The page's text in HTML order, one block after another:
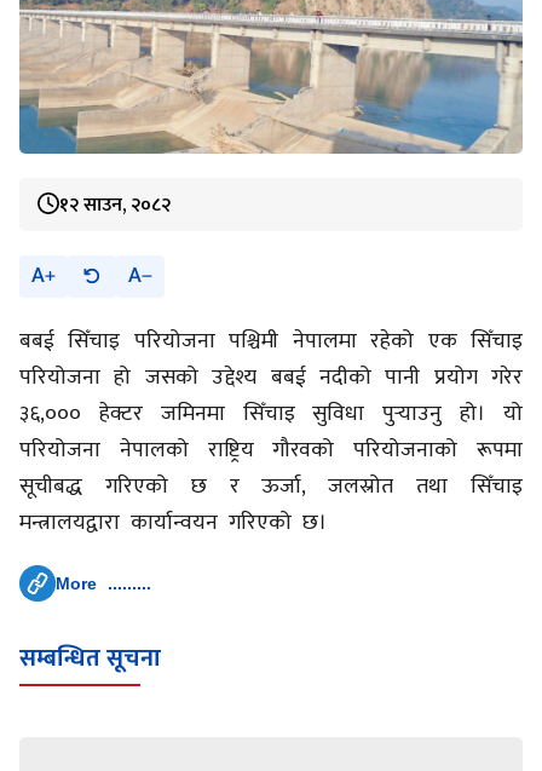
१२ साउन, २०८२
A
A
बबई सिँचाइ परियोजना पश्चिमी नेपालमा रहेको एक सिँचाइ
परियोजना हो जसको उद्देश्य बबई नदीको पानी प्रयोग गरेर
३६,००० हेक्टर जमिनमा सिँचाइ सुविधा पुर्‍याउनु हो। यो
परियोजना नेपालको राष्ट्रिय गौरवको परियोजनाको रूपमा
सूचीबद्ध गरिएको छ र ऊर्जा, जलस्रोत तथा सिँचाइ
मन्त्रालयद्वारा कार्यान्वयन गरिएको छ।
More .........
सम्बन्धित सूचना